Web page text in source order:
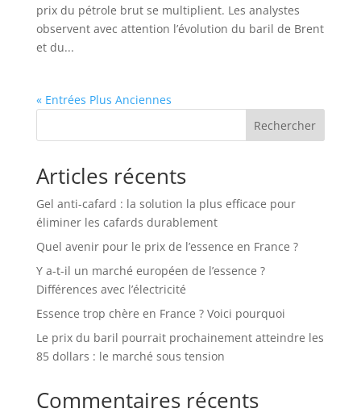
prix du pétrole brut se multiplient. Les analystes
observent avec attention l’évolution du baril de Brent
et du...
« Entrées Plus Anciennes
Rechercher
Articles récents
Gel anti-cafard : la solution la plus efficace pour
éliminer les cafards durablement
Quel avenir pour le prix de l’essence en France ?
Y a-t-il un marché européen de l’essence ?
Différences avec l’électricité
Essence trop chère en France ? Voici pourquoi
Le prix du baril pourrait prochainement atteindre les
85 dollars : le marché sous tension
Commentaires récents